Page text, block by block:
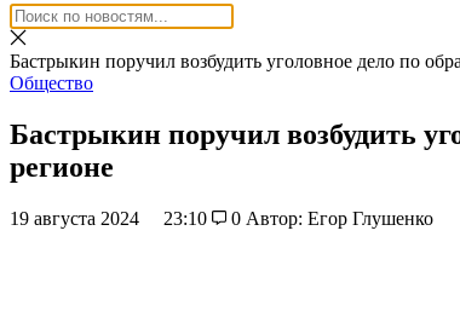
Бастрыкин поручил возбудить уголовное дело по
Общество
Бастрыкин поручил возбудить
регионе
19 августа 2024 23:10 0 Автор: Егор Глушенко